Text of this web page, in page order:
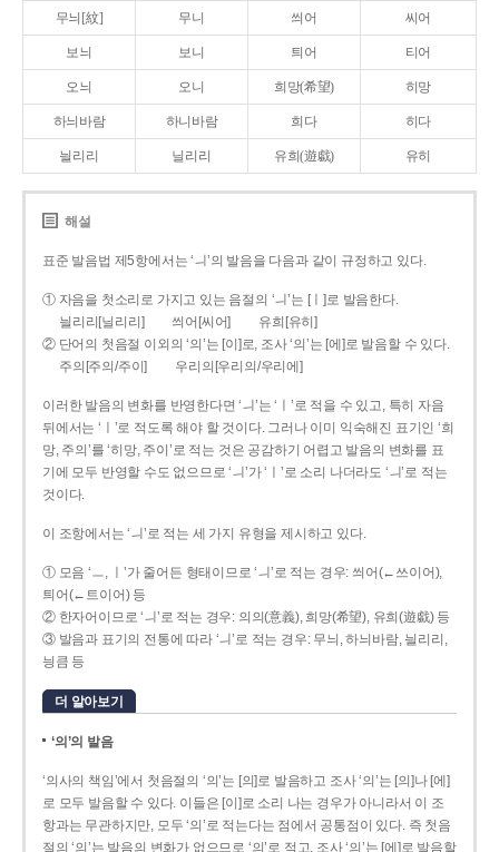
무늬[紋] 무니 씌어 씨어
보늬 보니 틔어 티어
오늬 오니 희망(希望) 히망
하늬바람 하니바람 희다 히다
늴리리 닐리리 유희(遊戱) 유히
해설
표준 발음법 제5항에서는 ‘ㅢ’의 발음을 다음과 같이 규정하고 있다.
① 자음을 첫소리로 가지고 있는 음절의 ‘ㅢ’는 [ㅣ]로 발음한다.
늴리리[닐리리]
씌어[씨어]
유희[유히]
② 단어의 첫음절 이외의 ‘의’는 [이]로, 조사 ‘의’는 [에]로 발음할 수 있다.
주의[주의/주이]
우리의[우리의/우리에]
이러한 발음의 변화를 반영한다면 ‘ㅢ’는 ‘ㅣ’로 적을 수 있고, 특히 자음
뒤에서는 ‘ㅣ’로 적도록 해야 할 것이다. 그러나 이미 익숙해진 표기인 ‘희
망, 주의’를 ‘히망, 주이’로 적는 것은 공감하기 어렵고 발음의 변화를 표
기에 모두 반영할 수도 없으므로 ‘ㅢ’가 ‘ㅣ’로 소리 나더라도 ‘ㅢ’로 적는
것이다.
이 조항에서는 ‘ㅢ’로 적는 세 가지 유형을 제시하고 있다.
① 모음 ‘ㅡ, ㅣ’가 줄어든 형태이므로 ‘ㅢ’로 적는 경우: 씌어(←쓰이어),
틔어(←트이어) 등
② 한자어이므로 ‘ㅢ’로 적는 경우: 의의(意義), 희망(希望), 유희(遊戱) 등
③ 발음과 표기의 전통에 따라 ‘ㅢ’로 적는 경우: 무늬, 하늬바람, 늴리리,
닁큼 등
더 알아보기
‘의’의 발음
‘의사의 책임’에서 첫음절의 ‘의’는 [의]로 발음하고 조사 ‘의’는 [의]나 [에]
로 모두 발음할 수 있다. 이들은 [이]로 소리 나는 경우가 아니라서 이 조
항과는 무관하지만, 모두 ‘의’로 적는다는 점에서 공통점이 있다. 즉 첫음
절의 ‘의’는 발음의 변화가 없으므로 ‘의’로 적고, 조사 ‘의’는 [에]로 발음할